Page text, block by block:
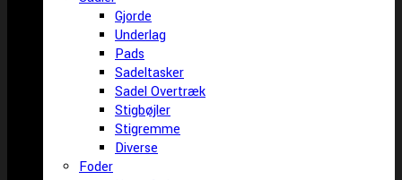
Gjorde
Underlag
Pads
Sadeltasker
Sadel Overtræk
Stigbøjler
Stigremme
Diverse
Foder